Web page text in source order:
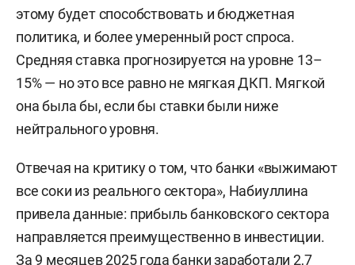
этому будет способствовать и бюджетная
политика, и более умеренный рост спроса.
Средняя ставка прогнозируется на уровне 13–
15% — но это все равно не мягкая ДКП. Мягкой
она была бы, если бы ставки были ниже
нейтрального уровня.
Отвечая на критику о том, что банки «выжимают
все соки из реального сектора», Набиуллина
привела данные: прибыль банковского сектора
направляется преимущественно в инвестиции.
За 9 месяцев 2025 года банки заработали 2,7